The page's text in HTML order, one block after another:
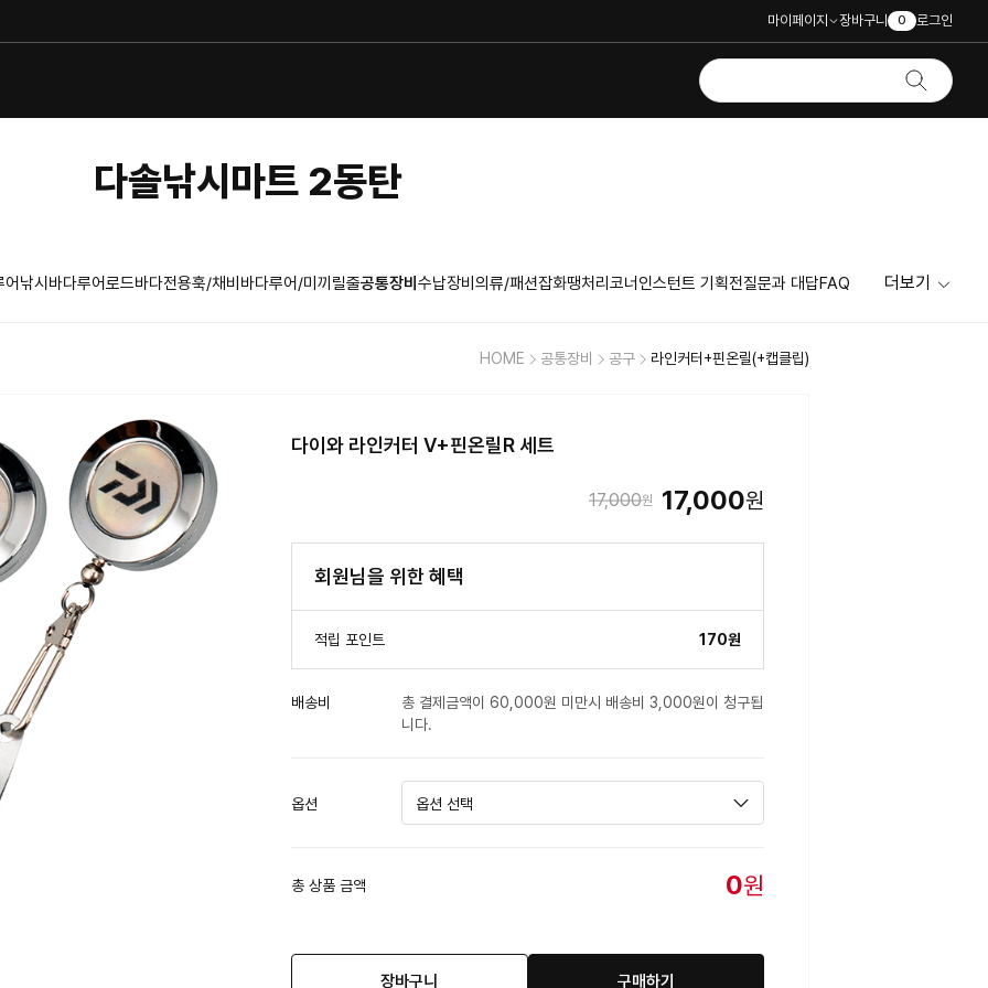
마이페이지 장바구니 0 로그인
다솔낚시마트 2동탄
낚시 바다루어로드바다전용훅/채비 바다루어/미끼 릴줄공통장비 수납장비 의류/패션잡화땡처리코너 인스턴트 기획전질문과 대답FAQ 더보기
HOME 공통장비 공구 라인커터+핀온릴(+캡클립)
다이와 라인커터 V+핀온릴R 세트
17,000원 17,000원
회원님을 위한 혜택
적립 포인트 170원
배송비
총 결제금액이 60,000원 미만시 배송비 3,000원이 청구됩
니다.
옵션
총 상품 금액 0원
장바구니 구매하기